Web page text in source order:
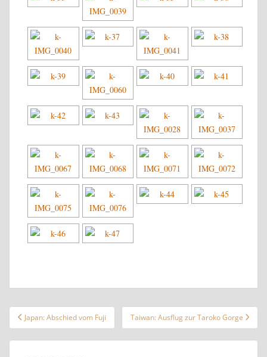
Beitragsnavigation
Japan: Abschied vom Fuji Taiwan: Ausflug zur Taroko Gorge